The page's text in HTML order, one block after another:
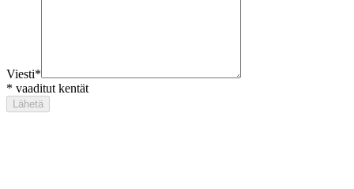
Viesti*
* vaaditut kentät